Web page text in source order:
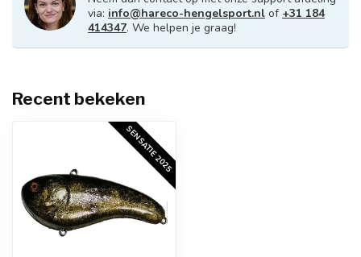
via: info@hareco-hengelsport.nl of +31 184
414347. We helpen je graag!
Recent bekeken
SENSATIE 2025